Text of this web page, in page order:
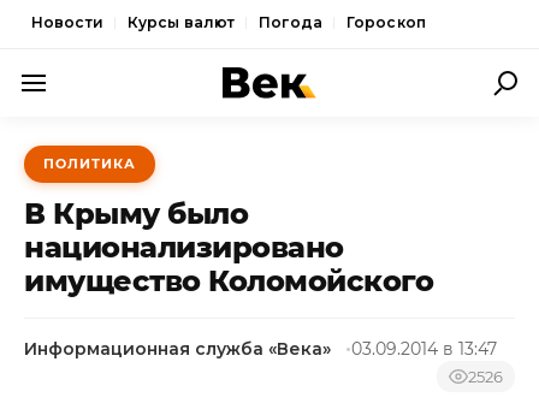
Новости Курсы валют Погода Гороскоп
ПОЛИТИКА
ЭКОНОМИКА
ОБЩЕСТВО
СПОРТ
ПОЛИТИКА
В Крыму было
национализировано
имущество Коломойского
Информационная служба «Века» 03.09.2014 в 13:47
2526